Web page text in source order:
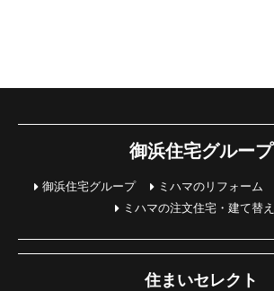
御浜住宅グループ
御浜住宅グループ ミハマのリフォーム
ミハマの注文住宅・建て替え
住まいセレクト